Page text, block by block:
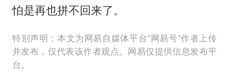
怕是再也拼不回来了。
特别声明：本文为网易自媒体平台“网易号”作者上传
并发布，仅代表该作者观点。网易仅提供信息发布平
台。